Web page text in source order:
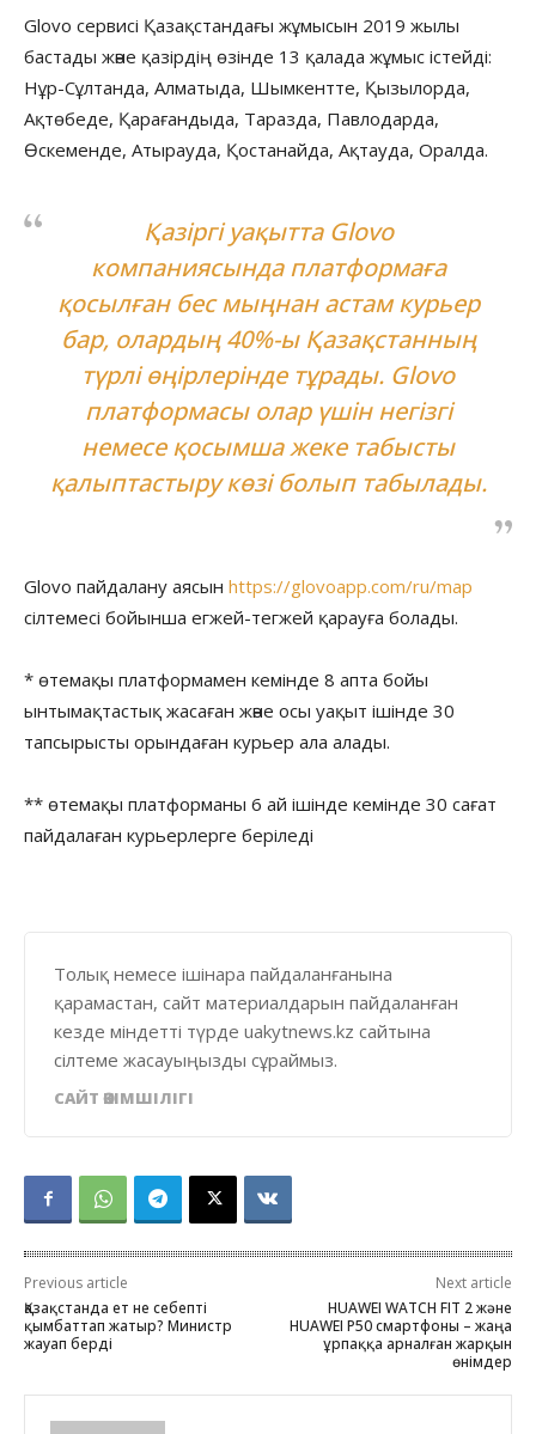
Glovo сервисі Қазақстандағы жұмысын 2019 жылы
бастады және қазірдің өзінде 13 қалада жұмыс істейді:
Нұр-Сұлтанда, Алматыда, Шымкентте, Қызылорда,
Ақтөбеде, Қарағандыда, Таразда, Павлодарда,
Өскеменде, Атырауда, Қостанайда, Ақтауда, Оралда.
Қазіргі уақытта Glovo
компаниясында платформаға
қосылған бес мыңнан астам курьер
бар, олардың 40%-ы Қазақстанның
түрлі өңірлерінде тұрады. Glovo
платформасы олар үшін негізгі
немесе қосымша жеке табысты
қалыптастыру көзі болып табылады.
Glovo пайдалану аясын https://glovoapp.com/ru/map
сілтемесі бойынша егжей-тегжей қарауға болады.
* өтемақы платформамен кемінде 8 апта бойы
ынтымақтастық жасаған және осы уақыт ішінде 30
тапсырысты орындаған курьер ала алады.
** өтемақы платформаны 6 ай ішінде кемінде 30 сағат
пайдалаған курьерлерге беріледі
Толық немесе ішінара пайдаланғанына
қарамастан, сайт материалдарын пайдаланған
кезде міндетті түрде uakytnews.kz сайтына
сілтеме жасауыңызды сұраймыз.
САЙТ ӘКІМШІЛІГІ
Previous article
Қазақстанда ет не себепті
қымбаттап жатыр? Министр
жауап берді
Next article
HUAWEI WATCH FIT 2 және
HUAWEI P50 смартфоны – жаңа
ұрпаққа арналған жарқын
өнімдер